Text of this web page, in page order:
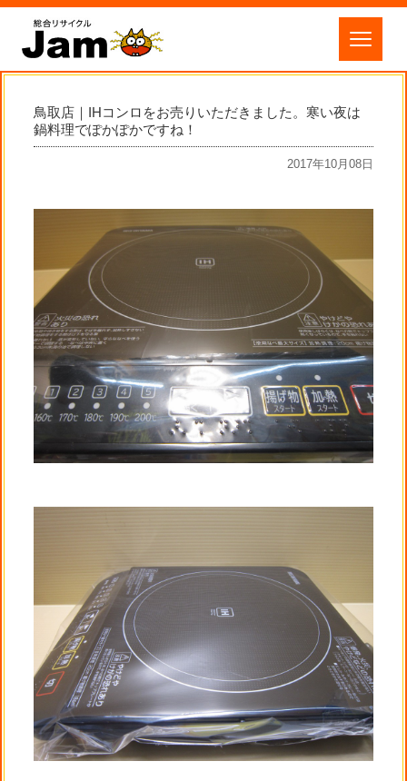
鳥取店｜IHコンロをお売りいただきました。寒い夜は
鍋料理でぽかぽかですね！
2017年10月08日